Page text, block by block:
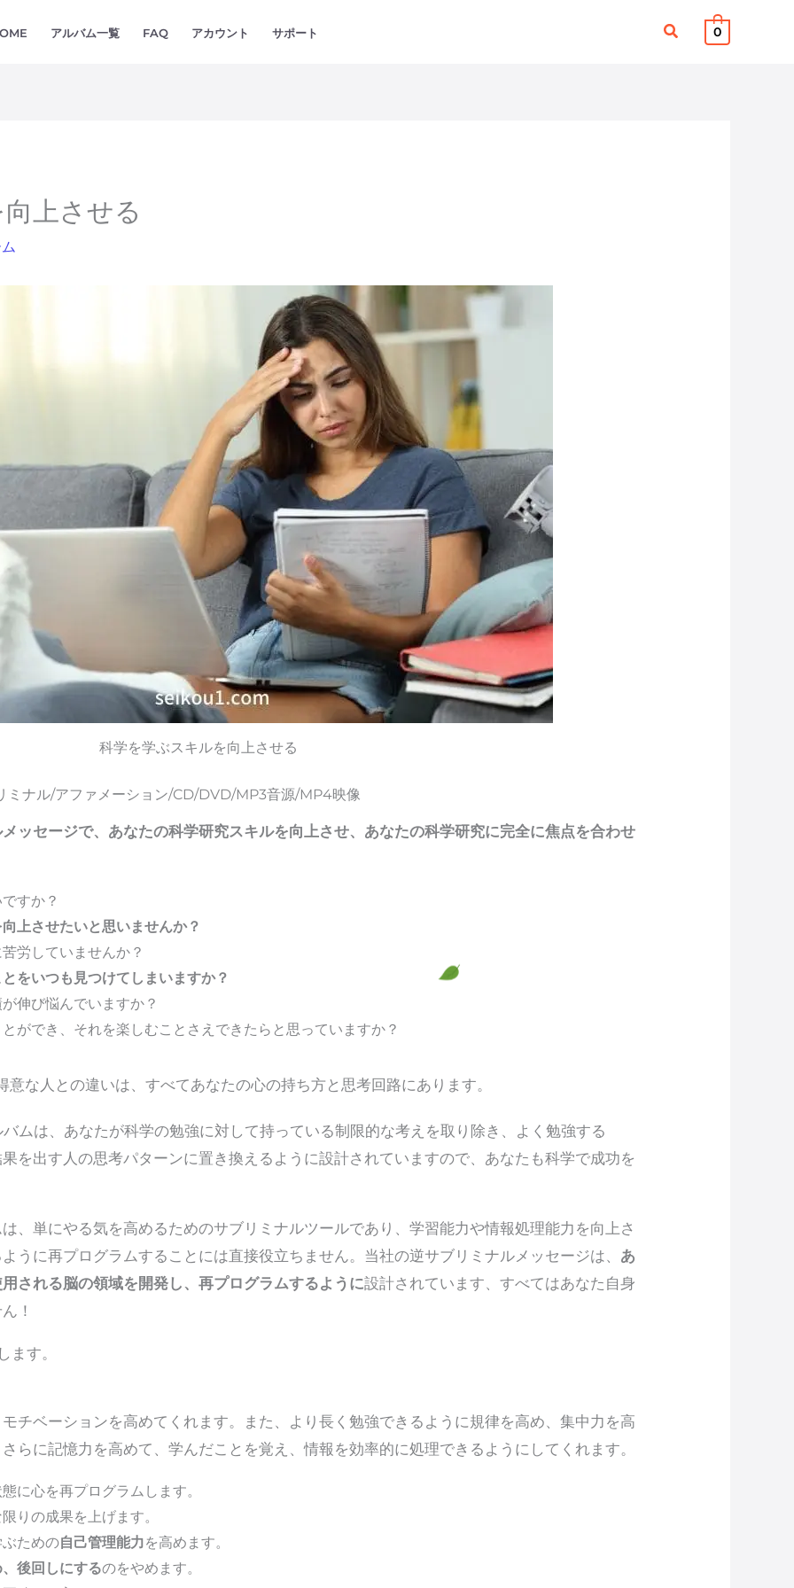
アルバム一覧 FAQ アカウント サポート
検
0
上させる
科学を学ぶスキルを向上させる
ミナル/アファメーション/CD/DVD/MP3音源/MP4映像
ッセージで、あなたの科学研究スキルを向上させ、あなたの科学研究に完全に焦点を合わせ
すか？
上させたいと思いませんか？
労していませんか？
をいつも見つけてしまいますか？
伸び悩んでいますか？
ができ、それを楽しむことさえできたらと思っていますか？
な人との違いは、すべてあなたの心の持ち方と思考回路にあります。
ムは、あなたが科学の勉強に対して持っている制限的な考えを取り除き、よく勉強する
を出す人の思考パターンに置き換えるように設計されていますので、あなたも科学で成功を
、単にやる気を高めるためのサブリミナルツールであり、学習能力や情報処理能力を向上さ
うに再プログラムすることには直接役立ちません。当社の逆サブリミナルメッセージは、 あ
される脳の領域を開発し、再プログラムするように設計されています、すべてはあなた自身
！
す。
チベーションを高めてくれます。また、より長く勉強できるように規律を高め、集中力を高
らに記憶力を高めて、学んだことを覚え、情報を効率的に処理できるようにしてくれます。
に心を再プログラムします。
りの成果を上げます。
ための自己管理能力を高めます。
後回しにするのをやめます。